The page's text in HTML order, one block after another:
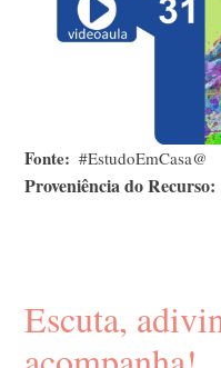
Fonte #EstudoEmCasa@
Proveniência do Recurso
Escuta,